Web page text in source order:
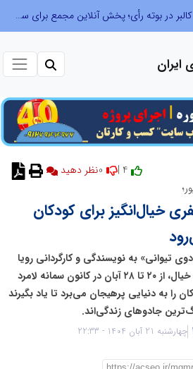
صورت‌های مالی سال ۱۴۰۴ کالبر در بوته رأی؛ پخش آنلاین مجمع برای سهامداران در سراسر کشور
ایران
نظر دهید
خیال‌انگیز برای کودکان
تیوانی» به نویسندگی و کارگردانی رویا
حسن‌پور، با زبانی طنز و پر از خیال، از ۲۰ تا ۲۸ آبان در کانون سمانه لامرد
را به دنیایی پرهیجان می‌برد تا یاد بگیرند
جادوهای زندگی‌اند.
چهارشنبه 21 آبان 1404 - 22:33